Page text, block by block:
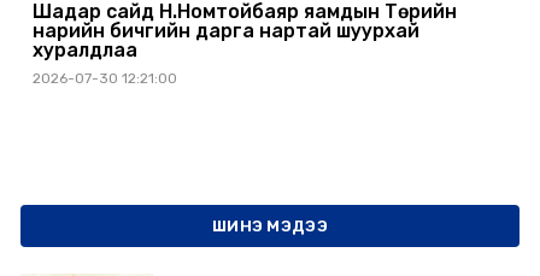
Шадар сайд Н.Номтойбаяр яамдын Төрийн
нарийн бичгийн дарга нартай шуурхай
хуралдлаа
2026-07-30 12:21:00
ШИНЭ МЭДЭЭ